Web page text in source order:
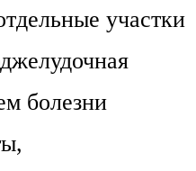
участки
болезни